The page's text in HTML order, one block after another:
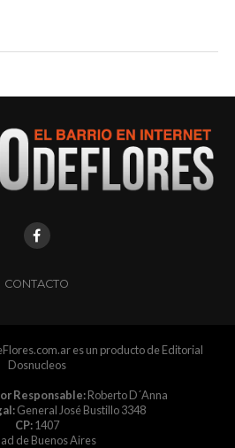
CONTACTO
es un producto de Editorial
Dosnucleos
Responsable:Roberto D´Anna
General José Bustillo 3348
CP:1407
de Buenos Aires